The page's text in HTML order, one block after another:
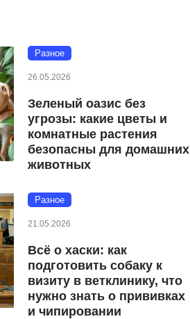
Разное
26.05.2026
Зеленый оазис без
угрозы: какие цветы и
комнатные растения
безопасны для домашних
животных
Разное
21.05.2026
Всё о хаски: как
подготовить собаку к
визиту в ветклинику, что
нужно знать о прививках
и чипировании